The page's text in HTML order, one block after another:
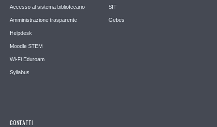
Accesso al sistema bibliotecario
Amministrazione trasparente
Helpdesk
Moodle STEM
Wi-Fi Eduroam
Syllabus
SIT
Gebes
CONTATTI